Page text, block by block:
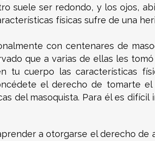
suele ser redondo, y los ojos,
físicas sufre de una
con centenares de
que a varias de ellas les tomó
tu cuerpo las características
el derecho de tomarte el
del masoquista. Para él es difícil
a otorgarse el derecho de